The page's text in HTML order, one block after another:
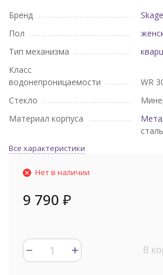
Бренд
Пол
Тип механизма
Класс
водонепроницаемости
WR
Стекло
Материал корпуса
сталь
Все характеристики
Нет в наличии
9 790 ₽
В